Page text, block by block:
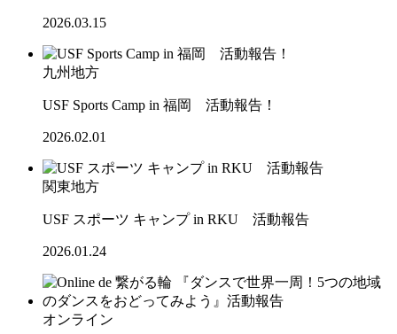
2026.03.15
九州地方
USF Sports Camp in 福岡 活動報告！
2026.02.01
関東地方
USF スポーツ キャンプ in RKU 活動報告
2026.01.24
オンライン